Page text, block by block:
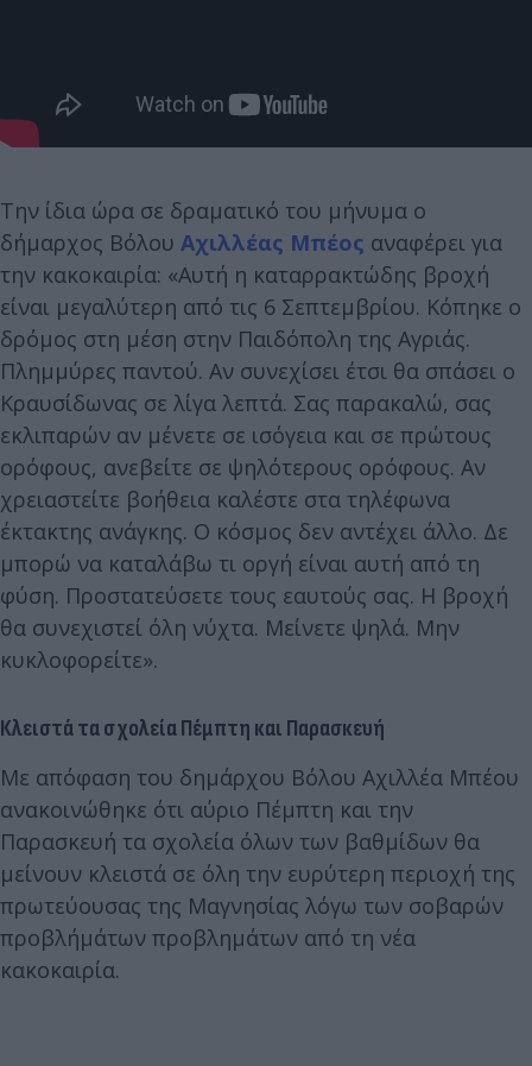
Την ίδια ώρα σε δραματικό του μήνυμα ο
δήμαρχος Βόλου Αχιλλέας Μπέος αναφέρει για
την κακοκαιρία: «Αυτή η καταρρακτώδης βροχή
είναι μεγαλύτερη από τις 6 Σεπτεμβρίου. Κόπηκε ο
δρόμος στη μέση στην Παιδόπολη της Αγριάς.
Πλημμύρες παντού. Αν συνεχίσει έτσι θα σπάσει ο
Κραυσίδωνας σε λίγα λεπτά. Σας παρακαλώ, σας
εκλιπαρών αν μένετε σε ισόγεια και σε πρώτους
ορόφους, ανεβείτε σε ψηλότερους ορόφους. Αν
χρειαστείτε βοήθεια καλέστε στα τηλέφωνα
έκτακτης ανάγκης. Ο κόσμος δεν αντέχει άλλο. Δε
μπορώ να καταλάβω τι οργή είναι αυτή από τη
φύση. Προστατεύσετε τους εαυτούς σας. Η βροχή
θα συνεχιστεί όλη νύχτα. Μείνετε ψηλά. Μην
κυκλοφορείτε».
Κλειστά τα σχολεία Πέμπτη και Παρασκευή
Με απόφαση του δημάρχου Βόλου Αχιλλέα Μπέου
ανακοινώθηκε ότι αύριο Πέμπτη και την
Παρασκευή τα σχολεία όλων των βαθμίδων θα
μείνουν κλειστά σε όλη την ευρύτερη περιοχή της
πρωτεύουσας της Μαγνησίας λόγω των σοβαρών
προβλήμάτων προβλημάτων από τη νέα
κακοκαιρία.